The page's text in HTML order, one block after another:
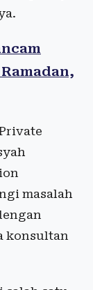
masalah
konsultan